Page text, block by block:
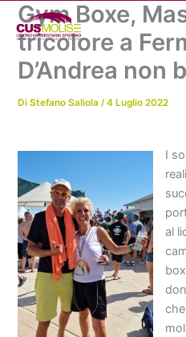
contenuto
Gym Boxe,
tricolore a
D’Andrea non
DiStefano Saliola/4 Luglio 2022
I
al